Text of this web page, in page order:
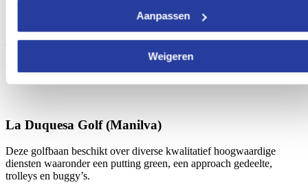
Aanpassen
Weigeren
Santa Clara Golf is een van Marbella’s beste golfbanen en
bovendien beloond met het ISO 9001 kwaliteitscertificaat. Het is
gelegen in een natuurrijke omgeving en het is een van de meest
gerenommeerde golfbanen in de provincie Malaga.
La Duquesa Golf (Manilva)
Deze golfbaan beschikt over diverse kwalitatief hoogwaardige
diensten waaronder een putting green, een approach gedeelte,
trolleys en buggy’s.